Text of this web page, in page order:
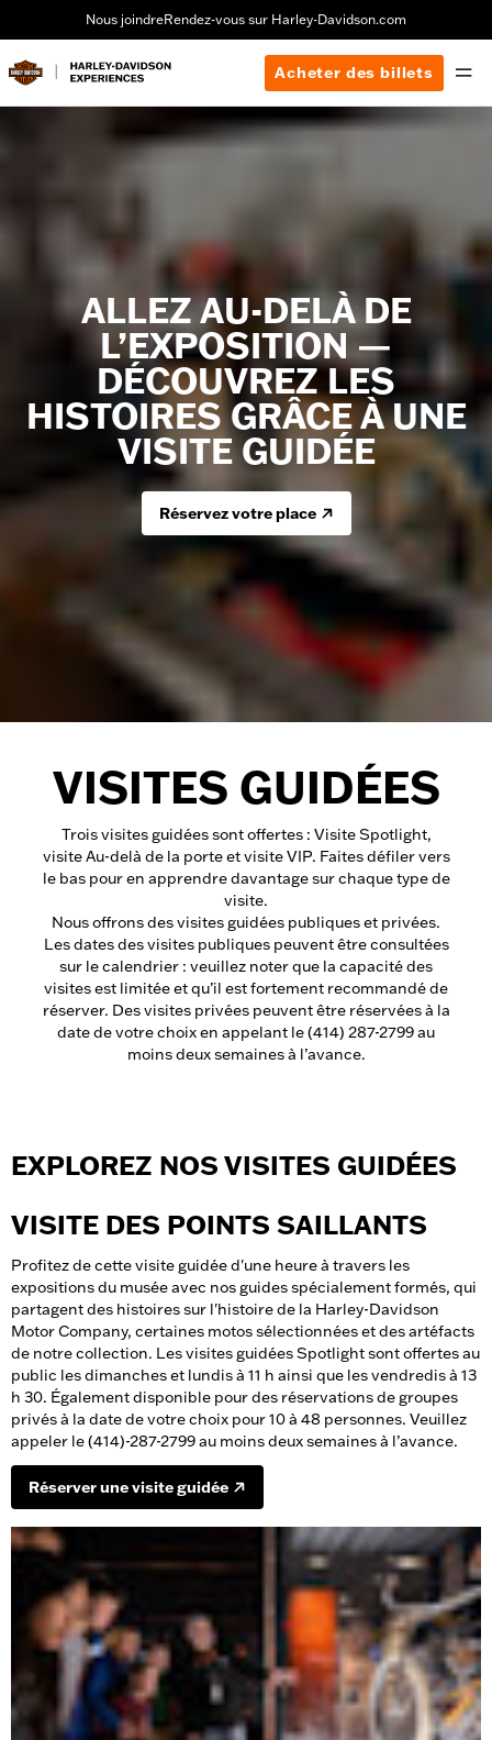
Nous joindreRendez-vous sur Harley-Davidson.com
Acheter des billets
ALLEZ AU-DELÀ DE
L’EXPOSITION —
DÉCOUVREZ LES
HISTOIRES GRÂCE À UNE
VISITE GUIDÉE
Réservez votre place
VISITES GUIDÉES
Trois visites guidées sont offertes : Visite Spotlight,
visite Au-delà de la porte et visite VIP. Faites défiler vers
le bas pour en apprendre davantage sur chaque type de
visite.
Nous offrons des visites guidées publiques et privées.
Les dates des visites publiques peuvent être consultées
sur le calendrier : veuillez noter que la capacité des
visites est limitée et qu’il est fortement recommandé de
réserver. Des visites privées peuvent être réservées à la
date de votre choix en appelant le (414) 287-2799 au
moins deux semaines à l’avance.
EXPLOREZ NOS VISITES GUIDÉES
VISITE DES POINTS SAILLANTS
Profitez de cette visite guidée d'une heure à travers les
expositions du musée avec nos guides spécialement formés, qui
partagent des histoires sur l'histoire de la Harley-Davidson
Motor Company, certaines motos sélectionnées et des artéfacts
de notre collection. Les visites guidées Spotlight sont offertes au
public les dimanches et lundis à 11 h ainsi que les vendredis à 13
h 30. Également disponible pour des réservations de groupes
privés à la date de votre choix pour 10 à 48 personnes. Veuillez
appeler le (414)-287-2799 au moins deux semaines à l’avance.
Réserver une visite guidée